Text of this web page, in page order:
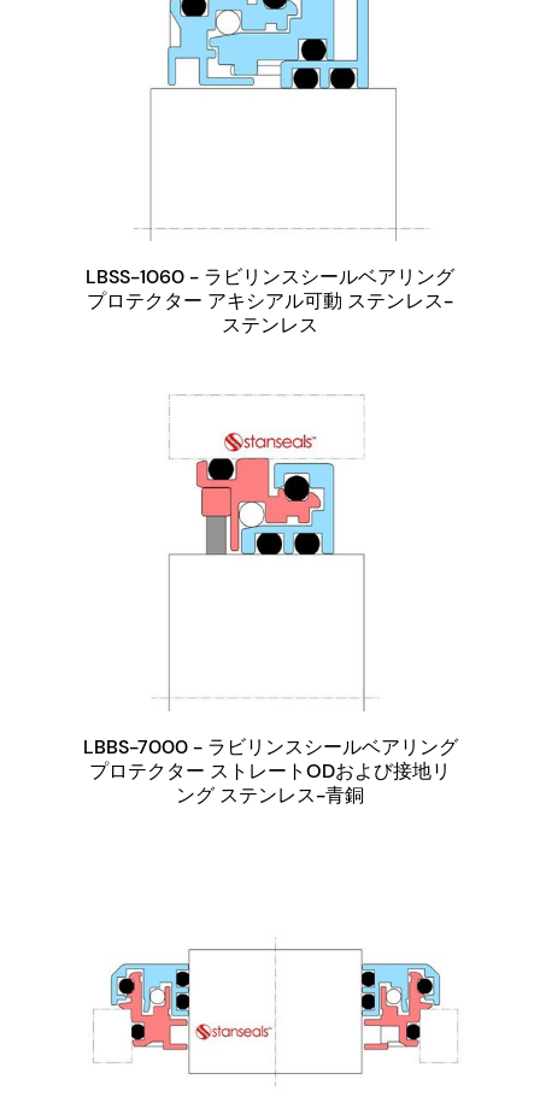
LBSS-1060 - ラビリンスシールベアリング
プロテクター アキシアル可動 ステンレス-
ステンレス
LBBS-7000 - ラビリンスシールベアリング
プロテクター ストレートODおよび接地リ
ング ステンレス-青銅